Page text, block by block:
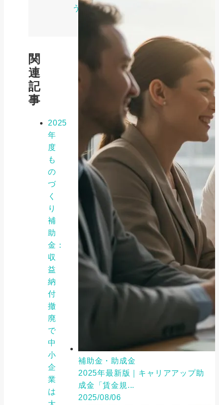
う
関
連
記
事
2025
年
度
も
の
づ
く
り
補
助
金：
収
益
納
付
撤
廃
で
中
小
企
業
は
補助金・助成金
2025年最新版｜キャリアアップ助
成金「賃金規...
2025/08/06